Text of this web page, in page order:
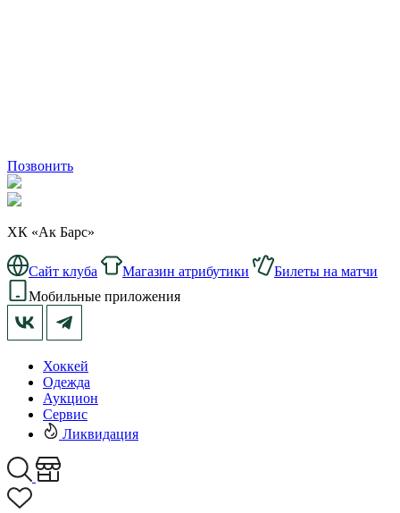
Позвонить
ХК «Ак Барс»
Сайт клуба Магазин атрибутики
Билеты на матчи
Мобильные приложения
Хоккей
Одежда
Аукцион
Сервис
Ликвидация